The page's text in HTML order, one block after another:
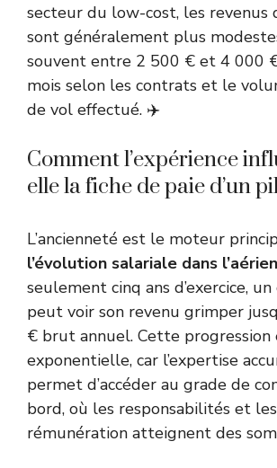
secteur du low-cost, les revenus
sont généralement plus
souvent entre 2 500 € et 4 000
mois selon les contrats et le
de vol effectué. ✈️
Comment l’expérience
elle la fiche de paie d’un
L’ancienneté est le moteur
l’évolution salariale dans l’aérien
seulement cinq ans d’exercice,
peut voir son revenu grimper
€ brut annuel. Cette progression
exponentielle, car l’expertise
permet d’accéder au grade de
bord, où les responsabilités et
rémunération atteignent des